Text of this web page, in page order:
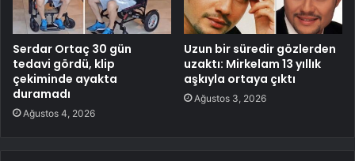
Serdar Ortaç 30 gün
tedavi gördü, klip
çekiminde ayakta
duramadı
Ağustos 4, 2026
Uzun bir süredir gözlerden
uzaktı: Mirkelam 13 yıllık
aşkıyla ortaya çıktı
Ağustos 3, 2026